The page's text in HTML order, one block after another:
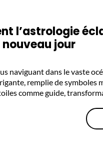
l’astrologie
nouveau jour
naviguant dans le vaste
remplie de symboles
comme guide,